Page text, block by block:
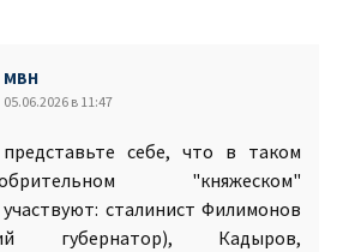
МВН
05.06.2026 в 11:47
представьте себе, что в таком
"княжеском"
сталинист Филимонов
губернатор), Кадыров,